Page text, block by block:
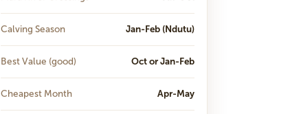
Calving Season Jan-Feb (Ndutu)
Best Value (good) Oct or Jan-Feb
Cheapest Month Apr-May